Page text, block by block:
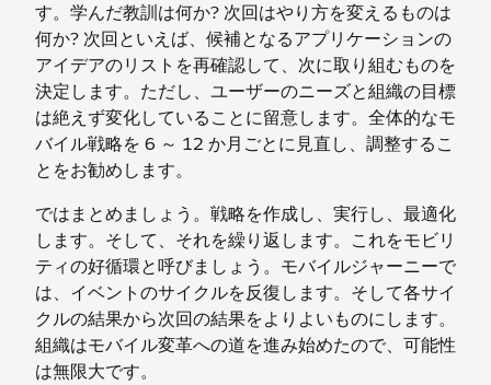
す。学んだ教訓は何か? 次回はやり方を変えるものは
何か? 次回といえば、候補となるアプリケーションの
アイデアのリストを再確認して、次に取り組むものを
決定します。ただし、ユーザーのニーズと組織の目標
は絶えず変化していることに留意します。全体的なモ
バイル戦略を 6 ～ 12 か月ごとに見直し、調整するこ
とをお勧めします。
ではまとめましょう。戦略を作成し、実行し、最適化
します。そして、それを繰り返します。これをモビリ
ティの好循環と呼びましょう。モバイルジャーニーで
は、イベントのサイクルを反復します。そして各サイ
クルの結果から次回の結果をよりよいものにします。
組織はモバイル変革への道を進み始めたので、可能性
は無限大です。